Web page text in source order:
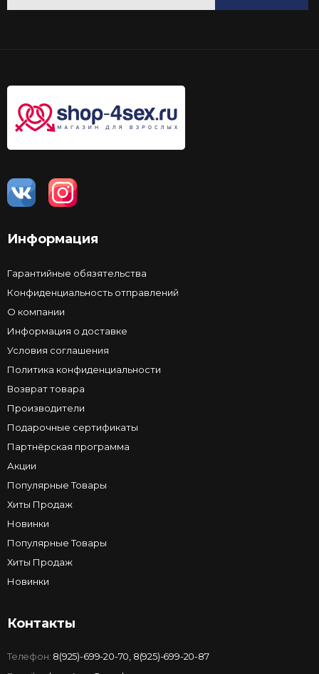
Информация
Гарантийные обязятельства
Конфиденциальность отправлений
О компании
Информация о доставке
Условия соглашения
Политика конфиденциальности
Возврат товара
Производители
Подарочные сертификаты
Партнёрская программа
Акции
Популярные Товары
Хиты Продаж
Новинки
Популярные Товары
Хиты Продаж
Новинки
Контакты
Телефон: 8(925)-699-20-70 8(925)-699-20-87